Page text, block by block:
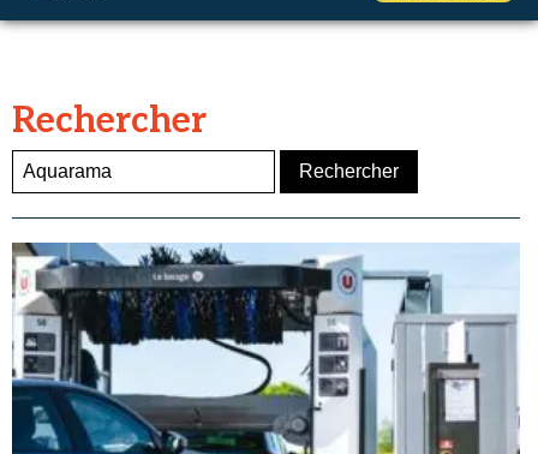
Rechercher